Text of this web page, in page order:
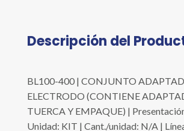
Descripción del
BL100-400 | CONJUNTO
ELECTRODO (CONTIENE
TUERCA Y EMPAQUE) |
Unidad: KIT | Cant./unidad: N/A |